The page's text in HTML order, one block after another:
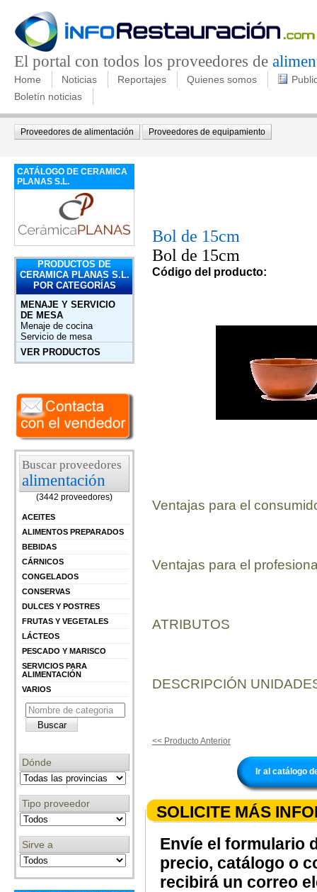
El portal con todos los proveedores de
Home Noticias Reportajes Quienes somos
Boletín noticias
Proveedores de alimentación Proveedores de equipamiento
CATÁLOGO DE CERAMICA
PLANAS S.L.
PRODUCTOS DE
CERAMICA PLANAS S.L.
POR CATEGORÍAS
MENAJE Y SERVICIO
DE MESA
Menaje de cocina
Servicio de mesa
VER PRODUCTOS
Buscar proveedores
alimentación
(3442 proveedores)
ACEITES
ALIMENTOS PREPARADOS
BEBIDAS
CÁRNICOS
CONGELADOS
CONSERVAS
DULCES Y POSTRES
FRUTAS Y VEGETALES
LÁCTEOS
PESCADO Y MARISCO
SERVICIOS PARA
ALIMENTACIÓN
VARIOS
Dónde
Tipo proveedor
Sirve a
Bol de 15cm
Bol de 15cm
Código del producto:
Ventajas para el
Ventajas para el
ATRIBUTOS
DESCRIPCIÓN
<< Producto Anterior
Ir al catálogo
SOLICITE MÁS
Envíe el formulario
precio, catálogo o
recibirá un correo